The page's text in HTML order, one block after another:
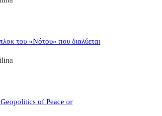
του «Νότου» που διαλύεται
of Peace or